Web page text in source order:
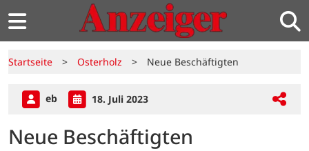
Startseite > Osterholz > Neue Beschäftigten
eb 18. Juli 2023
Neue Beschäftigten